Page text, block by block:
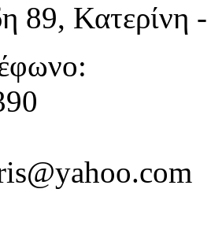
89, Κατερίνη -